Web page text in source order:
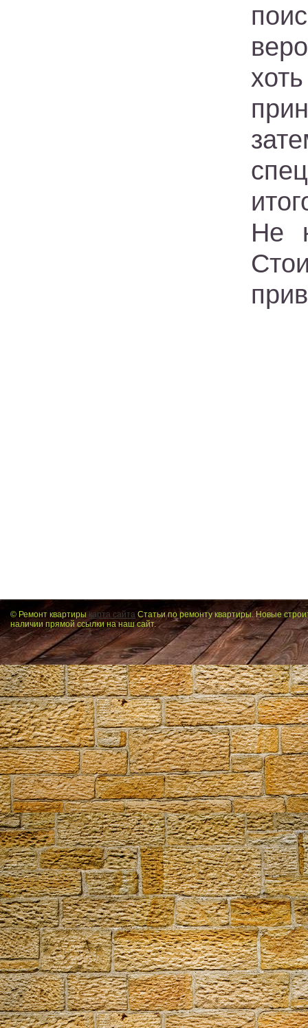
Не
© Ремонт квартирыкарта сайта Статьи по ремонту квартиры. Новые
наличии прямой ссылки на наш сайт.